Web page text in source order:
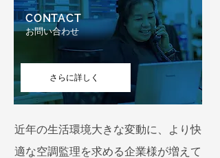
CONTACT
お問い合わせ
さらに詳しく
近年の生活環境大きな変動に、より快
適な空調監理を求める企業様が増えて